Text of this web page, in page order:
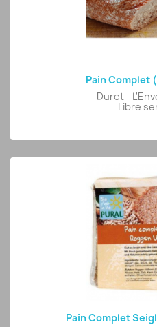
Pain Complet
Duret -
Libre
Pain Complet